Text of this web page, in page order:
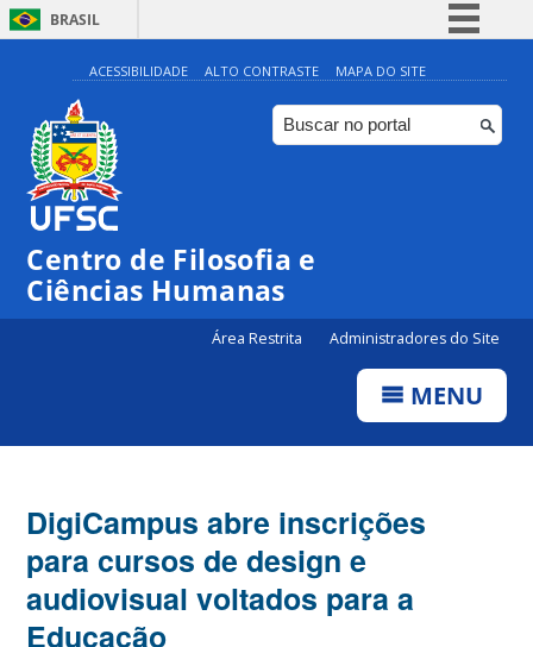
BRASIL
Simplifique!
Comunica BR
Participe
ACESSIBILIDADE ALTO CONTRASTE MAPA DO SITE
Centro de Filosofia e
Ciências Humanas
Área Restrita Administradores do Site
MENU
DigiCampus abre inscrições
para cursos de design e
audiovisual voltados para a
Educação